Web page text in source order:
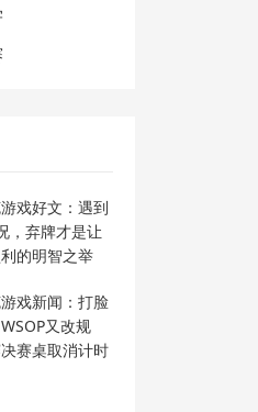
戏好文：遇到
，弃牌才是让
的明智之举
戏新闻：打脸
又改规
赛桌取消计时